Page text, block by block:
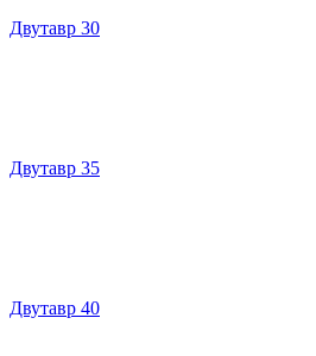
Двутавр 30
Двутавр 35
Двутавр 40